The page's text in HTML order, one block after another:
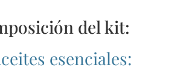
del kit:
esenciales: